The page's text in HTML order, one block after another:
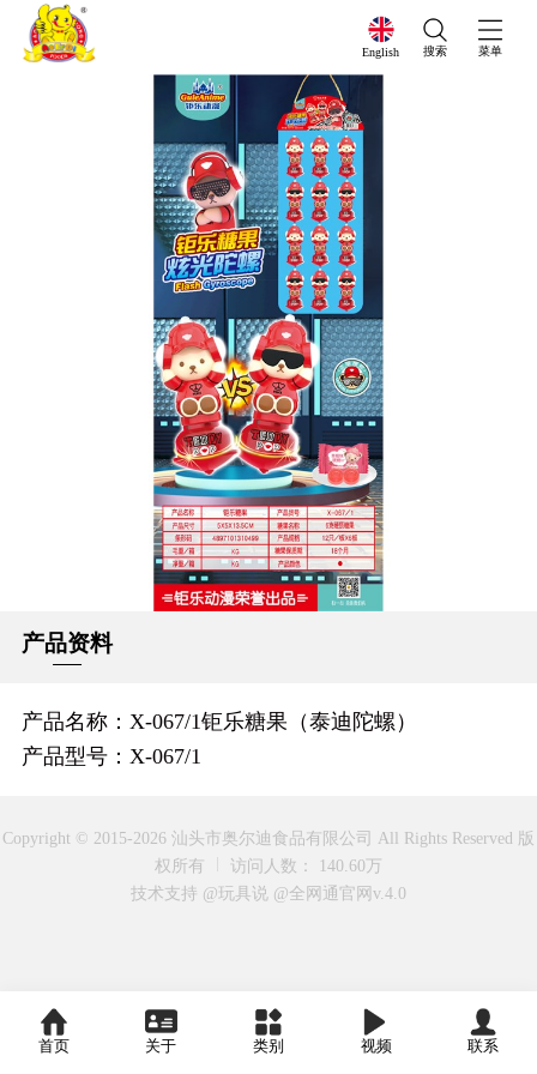
首页 关于 类别 视频 联系
English 搜索 菜单
产品资料
产品名称：X-067/1钜乐糖果（泰迪陀螺）
产品型号：X-067/1
Copyright © 2015-2026 汕头市奥尔迪食品有限公司 All Rights Reserved 版
权所有
访问人数： 140.60万
技术支持 @玩具说 @全网通官网v.4.0